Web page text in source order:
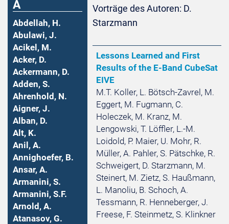
A
Abdellah, H.
Abulawi, J.
Acikel, M.
Acker, D.
Ackermann, D.
Adden, S.
Ahrenhold, N.
Aigner, J.
Alban, D.
Alt, K.
Anil, A.
Annighoefer, B.
Ansar, A.
Armanini, S.
Armanini, S.F.
Arnold, A.
Atanasov, G.
Vorträge des Autoren: D.
Starzmann
Lessons Learned and First
Results of the E-Band CubeSat
EIVE
M.T. Koller, L. Bötsch-Zavrel, M.
Eggert, M. Fugmann, C.
Holeczek, M. Kranz, M.
Lengowski, T. Löffler, L.-M.
Loidold, P. Maier, U. Mohr, R.
Müller, A. Pahler, S. Pätschke, R.
Schweigert, D. Starzmann, M.
Steinert, M. Zietz, S. Haußmann,
L. Manoliu, B. Schoch, A.
Tessmann, R. Henneberger, J.
Freese, F. Steinmetz, S. Klinkner